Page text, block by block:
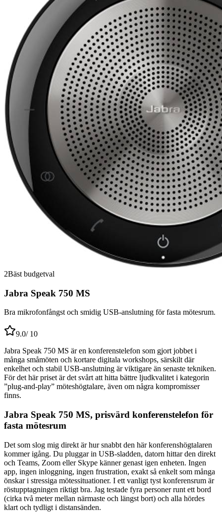
2Bäst budgetval
Jabra Speak 750 MS
Bra mikrofonfångst och smidig USB-anslutning för fasta mötesrum.
9.0/ 10
Jabra Speak 750 MS är en konferenstelefon som gjort jobbet i
många småmöten och kortare digitala workshops, särskilt där
enkelhet och stabil USB-anslutning är viktigare än senaste tekniken.
För det här priset är det svårt att hitta bättre ljudkvalitet i kategorin
”plug-and-play” möteshögtalare, även om några kompromisser
finns.
Jabra Speak 750 MS, prisvärd konferenstelefon för
fasta mötesrum
Det som slog mig direkt är hur snabbt den här konferenshögtalaren
kommer igång. Du pluggar in USB-sladden, datorn hittar den direkt
och Teams, Zoom eller Skype känner genast igen enheten. Ingen
app, ingen inloggning, ingen frustration, exakt så enkelt som många
önskar i stressiga mötessituationer. I ett vanligt tyst konferensrum är
röstupptagningen riktigt bra. Jag testade fyra personer runt ett bord
(cirka två meter mellan närmaste och längst bort) och alla hördes
klart och tydligt i distansänden.